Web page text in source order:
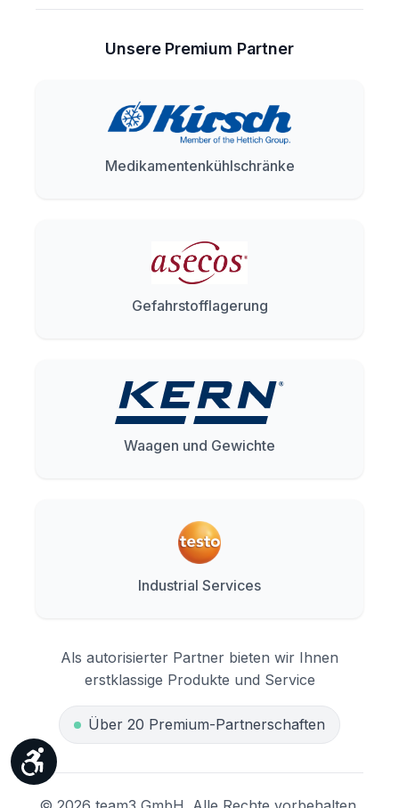
Unsere Premium Partner
Medikamentenkühlschränke
Gefahrstofflagerung
Waagen und Gewichte
Industrial Services
Als autorisierter Partner bieten wir Ihnen
erstklassige Produkte und Service
Über 20 Premium-Partnerschaften
Werkzeugleiste anzeigen